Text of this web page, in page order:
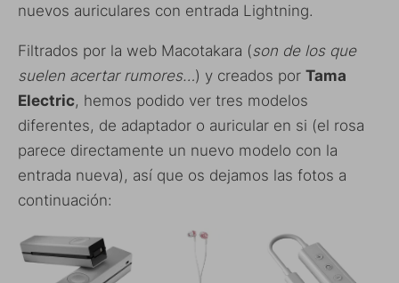
nuevos auriculares con entrada Lightning.
Filtrados por la web Macotakara (son de los que
suelen acertar rumores…) y creados por Tama
Electric, hemos podido ver tres modelos
diferentes, de adaptador o auricular en si (el rosa
parece directamente un nuevo modelo con la
entrada nueva), así que os dejamos las fotos a
continuación: